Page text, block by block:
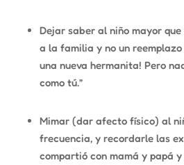
Dejar saber al niño mayor
a la familia y no un reemplazo
una nueva hermanita! Pero
como tú.”
Mimar (dar afecto físico) al
frecuencia, y recordarle las
compartió con mamá y papá y